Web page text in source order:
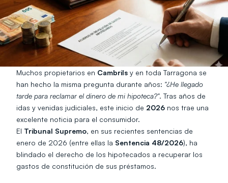
Muchos propietarios en Cambrils y en toda Tarragona se
han hecho la misma pregunta durante años: "¿He llegado
tarde para reclamar el dinero de mi hipoteca?". Tras años de
idas y venidas judiciales, este inicio de 2026 nos trae una
excelente noticia para el consumidor.
El Tribunal Supremo, en sus recientes sentencias de
enero de 2026 (entre ellas la Sentencia 48/2026), ha
blindado el derecho de los hipotecados a recuperar los
gastos de constitución de sus préstamos.